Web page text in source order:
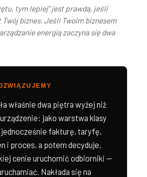
tym lepiej” jest prawdą, jeśli
biznes. Jeśli Twoim biznesem
energią zaczyna się dwa
właśnie dwa piętra wyżej niż
jako warstwa klasy
jednocześnie fakturę, taryfę,
i proces, a potem decyduje,
cenie uruchomić odbiorniki —
Nakłada się na